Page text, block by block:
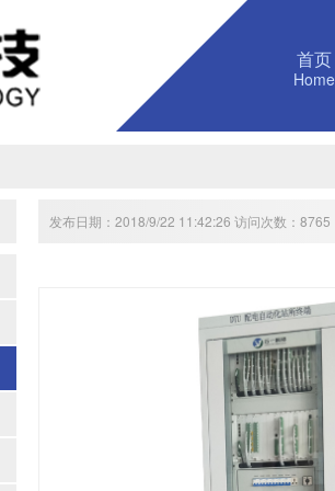
首页
Home
发布日期：2018/9/22 11:42:26 访问次数：8765